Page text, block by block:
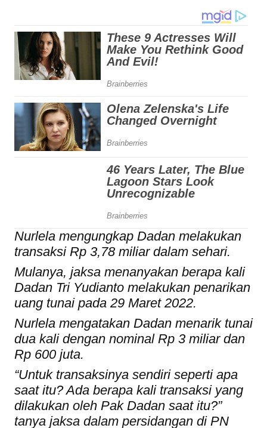
Nurlela mengungkap Dadan melakukan
transaksi Rp 3,78 miliar dalam sehari.
Mulanya, jaksa menanyakan berapa kali
Dadan Tri Yudianto melakukan penarikan
uang tunai pada 29 Maret 2022.
Nurlela mengatakan Dadan menarik tunai
dua kali dengan nominal Rp 3 miliar dan
Rp 600 juta.
“Untuk transaksinya sendiri seperti apa
saat itu? Ada berapa kali transaksi yang
dilakukan oleh Pak Dadan saat itu?”
tanya jaksa dalam persidangan di PN